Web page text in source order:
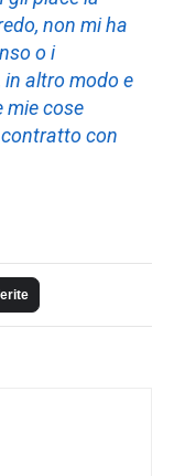
non mi ha
o i
in altro modo e
mie cose
con